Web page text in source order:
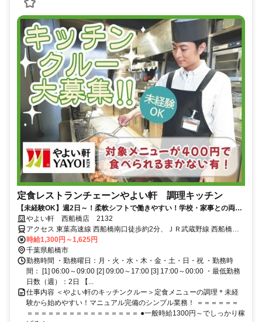
定食レストランチェーンやよい軒 調理キッチン
【未経験OK】週2日～！柔軟シフトで働きやすい！学校・家事との両立
◎＜オンライン面接実施中＞
やよい軒 西船橋店 2132
アクセス 東葉高速線 西船橋南口徒歩約2分、ＪＲ武蔵野線 西船橋南
口徒歩約2分、東京メトロ東西線/ＪＲ中央本線 西船橋南口徒歩約2分
西船橋駅南口より徒歩2分
時給1,300円～1,625円
千葉県船橋市
勤務時間 ・勤務曜日：月・火・水・木・金・土・日・祝 ・勤務時
間： [1] 06:00～09:00 [2] 09:00～17:00 [3] 17:00～00:00 ・最低勤務
日数（週）：2日 【...
仕事内容 ＜やよい軒のキッチンクルー＞定食メニューの調理＊未経
験から始めやすい！マニュアル完備のシンプル業務！ ＝＝＝＝＝＝
＝＝＝＝＝＝＝＝＝＝＝＝＝＝＝＝ ●一般時給1300円～でしっかり稼